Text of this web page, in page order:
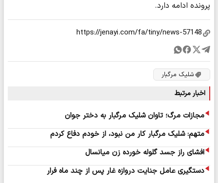
پرونده ادامه دارد.
شلیک مرگبار
اخبار مرتبط
مجازات مرگ؛ تاوان شلیک مرگبار به دختر جوان
متهم: شلیک مرگبار کار من نبود، از خودم دفاع کردم
افشای راز جسد گلوله خورده زن میانسال
دستگیری عامل جنایت دروازه غار پس از چند ماه فرار